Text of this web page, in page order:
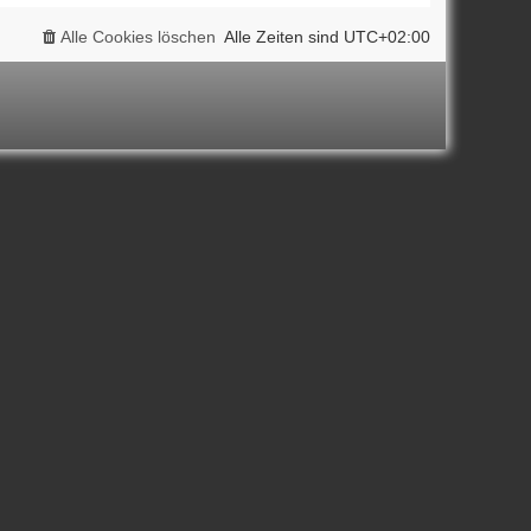
Alle Zeiten sind UTC+02:00
Alle Cookies löschen